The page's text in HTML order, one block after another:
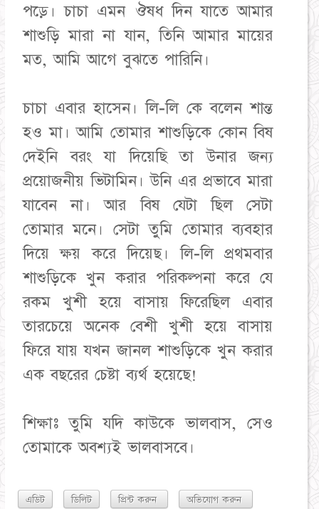
পড়ে। চাচা এমন ঔষধ দিন যাতে আমার
শাশুড়ি মারা না যান, তিনি আমার মায়ের
মত, আমি আগে বুঝতে পারিনি।
চাচা এবার হাসেন। লি-লি কে বলেন শান্ত
হও মা। আমি তোমার শাশুড়িকে কোন বিষ
দেইনি বরং যা দিয়েছি তা উনার জন্য
প্রয়োজনীয় ভিটামিন। উনি এর প্রভাবে মারা
যাবেন না। আর বিষ যেটা ছিল সেটা
তোমার মনে। সেটা তুমি তোমার ব্যবহার
দিয়ে ক্ষয় করে দিয়েছ। লি-লি প্রথমবার
শাশুড়িকে খুন করার পরিকল্পনা করে যে
রকম খুশী হয়ে বাসায় ফিরেছিল এবার
তারচেয়ে অনেক বেশী খুশী হয়ে বাসায়
ফিরে যায় যখন জানল শাশুড়িকে খুন করার
এক বছরের চেষ্টা ব্যর্থ হয়েছে!
শিক্ষাঃ তুমি যদি কাউকে ভালবাস, সেও
তোমাকে অবশ্যই ভালবাসবে।
এডিট ডিলিট প্রিন্ট করুন অভিযোগ করুন